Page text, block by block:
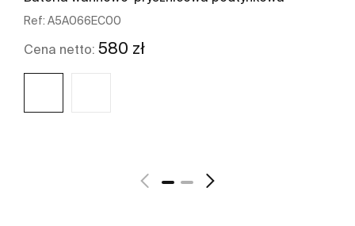
Ref: A5A066EC00
Cena netto: 580 zł